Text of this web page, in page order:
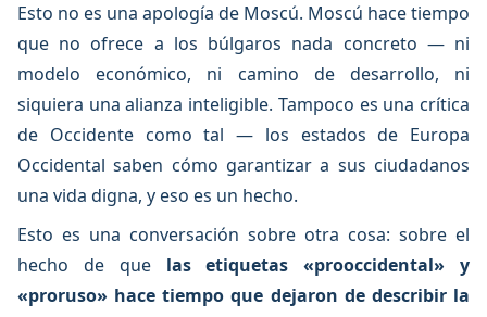
Esto no es una apología de Moscú. Moscú hace tiempo
que no ofrece a los búlgaros nada concreto — ni
modelo económico, ni camino de desarrollo, ni
siquiera una alianza inteligible. Tampoco es una crítica
de Occidente como tal — los estados de Europa
Occidental saben cómo garantizar a sus ciudadanos
una vida digna, y eso es un hecho.
Esto es una conversación sobre otra cosa: sobre el
hecho de que las etiquetas «prooccidental» y
«proruso» hace tiempo que dejaron de describir la